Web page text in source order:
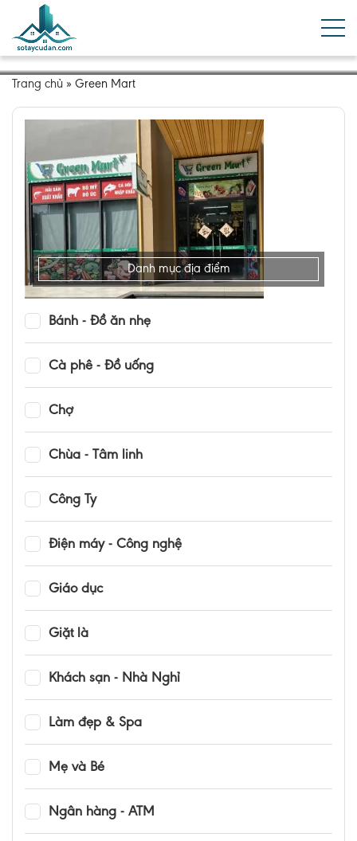
Trang chủ » Green Mart
Danh mục địa điểm
Bánh - Đồ ăn nhẹ
Cà phê - Đồ uống
Chợ
Chùa - Tâm linh
Công Ty
Điện máy - Công nghệ
Giáo dục
Giặt là
Khách sạn - Nhà Nghỉ
Làm đẹp & Spa
Mẹ và Bé
Ngân hàng - ATM